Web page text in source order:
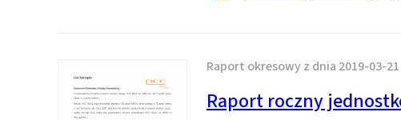
Raport okresowy z dnia 2019-03-21
Raport roczny